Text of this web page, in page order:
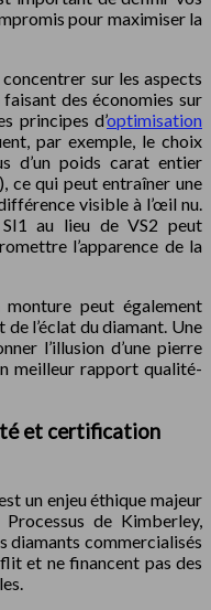
pour maximiser la
sur les aspects
des économies sur
principes d’optimisation
par exemple, le choix
d’un poids carat entier
ce qui peut entraîner une
visible à l’œil nu.
au lieu de VS2 peut
l’apparence de la
peut également
l’éclat du diamant. Une
l’illusion d’une pierre
meilleur rapport qualité-
et certification
un enjeu éthique majeur
de Kimberley,
diamants commercialisés
et ne financent pas des